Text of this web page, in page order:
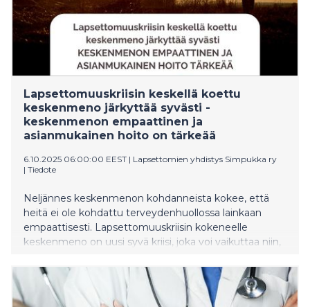
Lapsettomuuskriisin keskellä koettu
keskenmeno järkyttää syvästi -
keskenmenon empaattinen ja
asianmukainen hoito on tärkeää
6.10.2025 06:00:00 EEST | Lapsettomien yhdistys Simpukka ry
| Tiedote
Neljännes keskenmenon kohdanneista kokee, että
heitä ei ole kohdattu terveydenhuollossa lainkaan
empaattisesti. Lapsettomuuskriisin kokeneelle
keskenmeno on uusi syvä kriisi, joka voi vaikuttaa niin,
Keskenmenon kokeneiden päivä 15.10.2025
muistuttaa, että elämänkokoista menetystä on lupa
surra.